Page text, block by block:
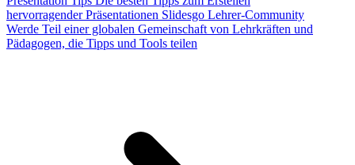
hervorragender Präsentationen Slidesgo Lehrer-Community
Werde Teil einer globalen Gemeinschaft von Lehrkräften und
Pädagogen, die Tipps und Tools teilen